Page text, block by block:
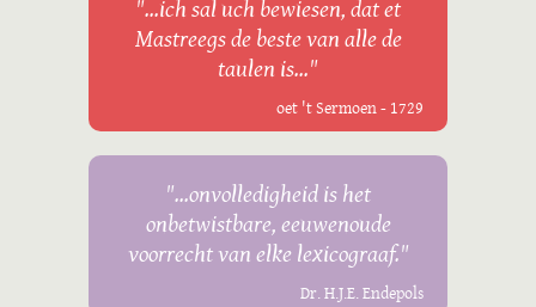
"...ich sal uch bewiesen, dat et
Mastreegs de beste van alle de
taulen is..."
oet 't Sermoen - 1729
"...onvolledigheid is het
onbetwistbare, eeuwenoude
voorrecht van elke lexicograaf."
Dr. H.J.E. Endepols